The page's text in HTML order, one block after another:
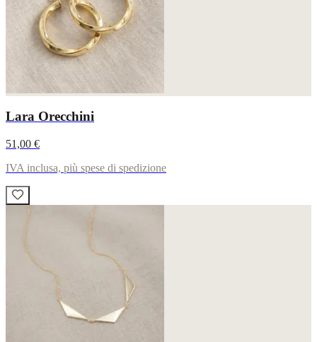
Lara Orecchini
51,00 €
IVA inclusa, più spese di spedizione